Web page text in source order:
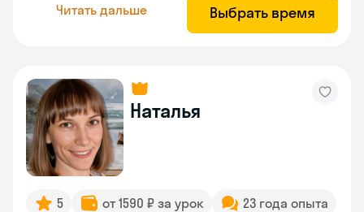
Читать дальше Выбрать время
Наталья
5 от 1590 ₽ за урок
23 года опыта